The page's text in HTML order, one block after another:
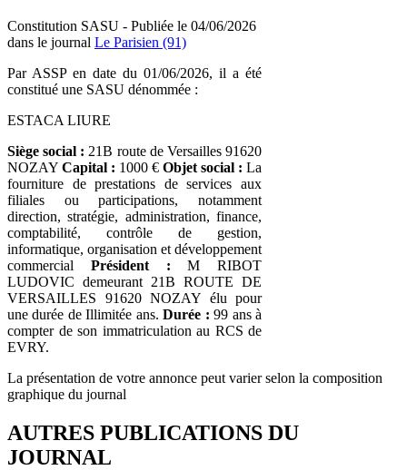
Constitution SASU - Publiée le 04/06/2026
dans le journal Le Parisien (91)
Par ASSP en date du 01/06/2026, il a été
constitué une SASU dénommée :
ESTACA LIURE
Siège social : 21B route de Versailles 91620
NOZAY Capital : 1000 € Objet social : La
fourniture de prestations de services aux
filiales ou participations, notamment
direction, stratégie, administration, finance,
comptabilité, contrôle de gestion,
informatique, organisation et développement
commercial Président : M RIBOT
LUDOVIC demeurant 21B ROUTE DE
VERSAILLES 91620 NOZAY élu pour
une durée de Illimitée ans.Durée : 99 ans à
compter de son immatriculation au RCS de
EVRY.
La présentation de votre annonce peut varier selon la composition
graphique du journal
AUTRES PUBLICATIONS DU
JOURNAL